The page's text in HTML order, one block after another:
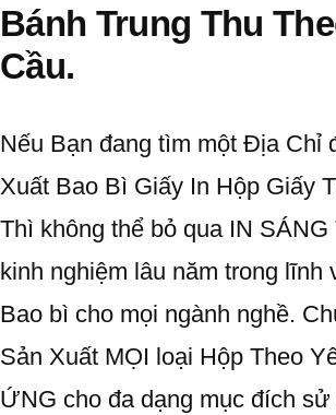
Bánh Trung Thu
Cầu.
Nếu Bạn đang tìm một Địa Chỉ
Xuất Bao Bì Giấy In Hộp Giấy
Thì không thể bỏ qua IN
kinh nghiệm lâu năm trong lĩnh
Bao bì cho mọi ngành nghề.
Sản Xuất MỌI loại Hộp Theo
ỨNG cho đa dạng mục đích sử